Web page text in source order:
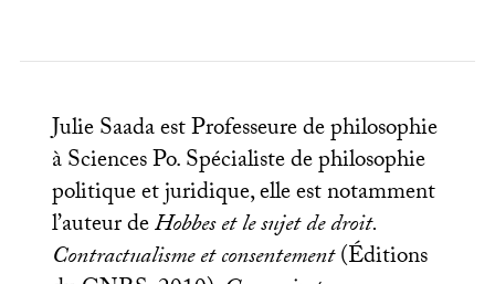
Julie Saada est Professeure de philosophie
à Sciences Po. Spécialiste de philosophie
politique et juridique, elle est notamment
l’auteur deHobbes et le sujet de droit.
Contractualisme et consentement(Éditions